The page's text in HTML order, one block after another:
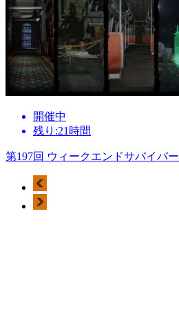
開催中
残り:21時間
第197回 ウィークエンドサバイバー